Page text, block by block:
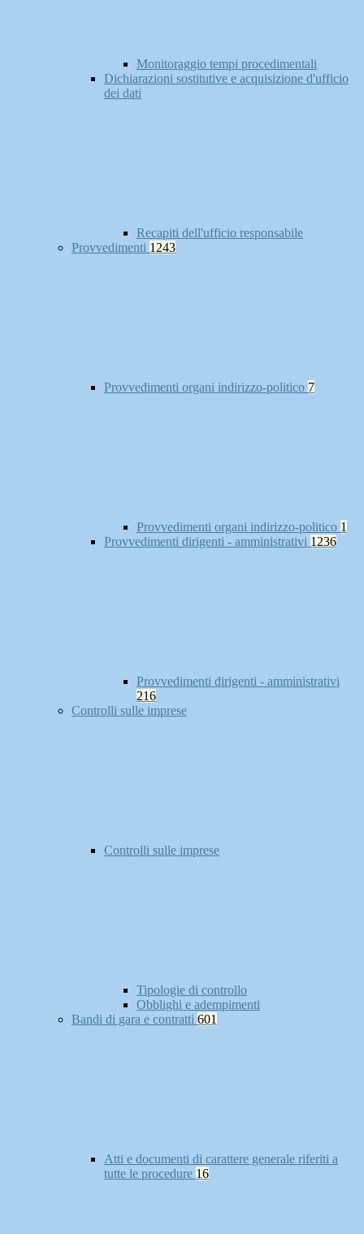
Monitoraggio tempi procedimentali
Dichiarazioni sostitutive e acquisizione d'ufficio
dei dati
Recapiti dell'ufficio responsabile
Provvedimenti 1243
Provvedimenti organi indirizzo-politico 7
Provvedimenti organi indirizzo-politico 1
Provvedimenti dirigenti - amministrativi 1236
Provvedimenti dirigenti - amministrativi
216
Controlli sulle imprese
Controlli sulle imprese
Tipologie di controllo
Obblighi e adempimenti
Bandi di gara e contratti 601
Atti e documenti di carattere generale riferiti a
tutte le procedure 16